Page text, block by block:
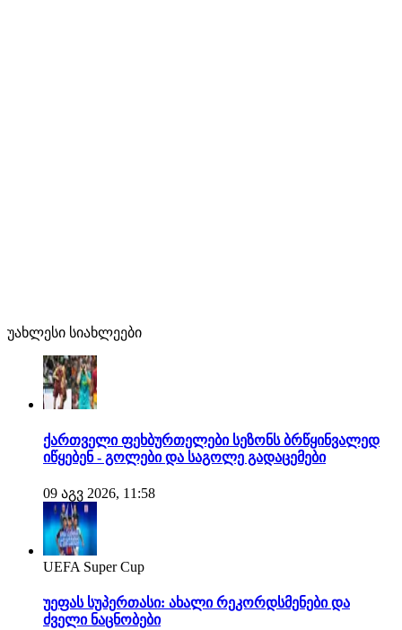
უახლესი სიახლეები
ქართველი ფეხბურთელები სეზონს ბრწყინვალედ
იწყებენ - გოლები და საგოლე გადაცემები
09 აგვ 2026, 11:58
UEFA Super Cup
უეფას სუპერთასი: ახალი რეკორდსმენები და
ძველი ნაცნობები